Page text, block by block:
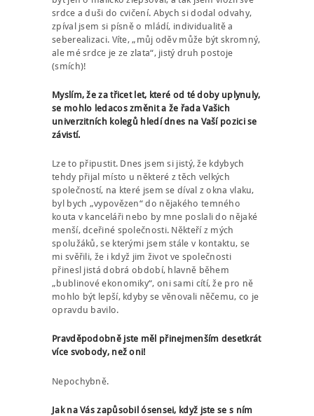
srdce a duši do cvičení. Abych si dodal odvahy,
zpíval jsem si písně o mládí, individualitě a
seberealizaci. Víte, „můj oděv může být skromný,
ale mé srdce je ze zlata“, jistý druh postoje
(smích)!
Myslím, že za třicet let, které od té doby uplynuly,
se mohlo ledacos změnit a že řada Vašich
univerzitních kolegů hledí dnes na Vaší pozici se
závistí.
Lze to připustit. Dnes jsem si jistý, že kdybych
tehdy přijal místo u některé z těch velkých
společností, na které jsem se díval z okna vlaku,
byl bych „vypovězen“ do nějakého temného
kouta v kanceláři nebo by mne poslali do nějaké
menší, dceřiné společnosti. Někteří z mých
spolužáků, se kterými jsem stále v kontaktu, se
mi svěřili, že i když jim život ve společnosti
přinesl jistá dobrá období, hlavně během
„bublinové ekonomiky“, oni sami cítí, že pro ně
mohlo být lepší, kdyby se věnovali něčemu, co je
opravdu bavilo.
Pravděpodobně jste měl přinejmenším desetkrát
více svobody, než oni!
Nepochybně.
Jak na Vás zapůsobil ósensei, když jste se s ním